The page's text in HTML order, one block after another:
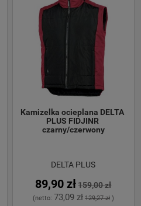
Kamizelka ocieplana DELTA
PLUS FIDJINR
czarny/czerwony
DELTA PLUS
89,90 zł 159,00 zł
(netto: 73,09 zł 129,27 zł)